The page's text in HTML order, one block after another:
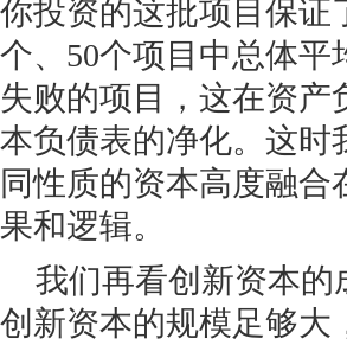
你投资的这批项目保证
个、50个项目中总体
失败的项目，这在资
本负债表的净化。这时
同性质的资本高度融
果和逻辑。
我们再看创新资本
创新资本的规模足够大